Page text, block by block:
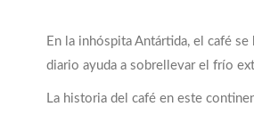
En la inhóspita Antártida, el café
diario ayuda a sobrellevar el frío
La historia del café en este